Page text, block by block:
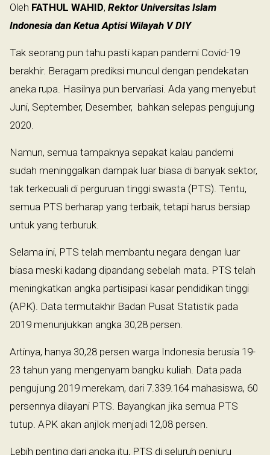
Oleh FATHUL WAHID, Rektor Universitas Islam
Indonesia dan Ketua Aptisi Wilayah V DIY
Tak seorang pun tahu pasti kapan pandemi Covid-19
berakhir. Beragam prediksi muncul dengan pendekatan
aneka rupa. Hasilnya pun bervariasi. Ada yang menyebut
Juni, September, Desember, bahkan selepas pengujung
2020.
Namun, semua tampaknya sepakat kalau pandemi
sudah meninggalkan dampak luar biasa di banyak sektor,
tak terkecuali di perguruan tinggi swasta (PTS). Tentu,
semua PTS berharap yang terbaik, tetapi harus bersiap
untuk yang terburuk.
Selama ini, PTS telah membantu negara dengan luar
biasa meski kadang dipandang sebelah mata. PTS telah
meningkatkan angka partisipasi kasar pendidikan tinggi
(APK). Data termutakhir Badan Pusat Statistik pada
2019 menunjukkan angka 30,28 persen.
Artinya, hanya 30,28 persen warga Indonesia berusia 19-
23 tahun yang mengenyam bangku kuliah. Data pada
pengujung 2019 merekam, dari 7.339.164 mahasiswa, 60
persennya dilayani PTS. Bayangkan jika semua PTS
tutup. APK akan anjlok menjadi 12,08 persen.
Lebih penting dari angka itu, PTS di seluruh penjuru